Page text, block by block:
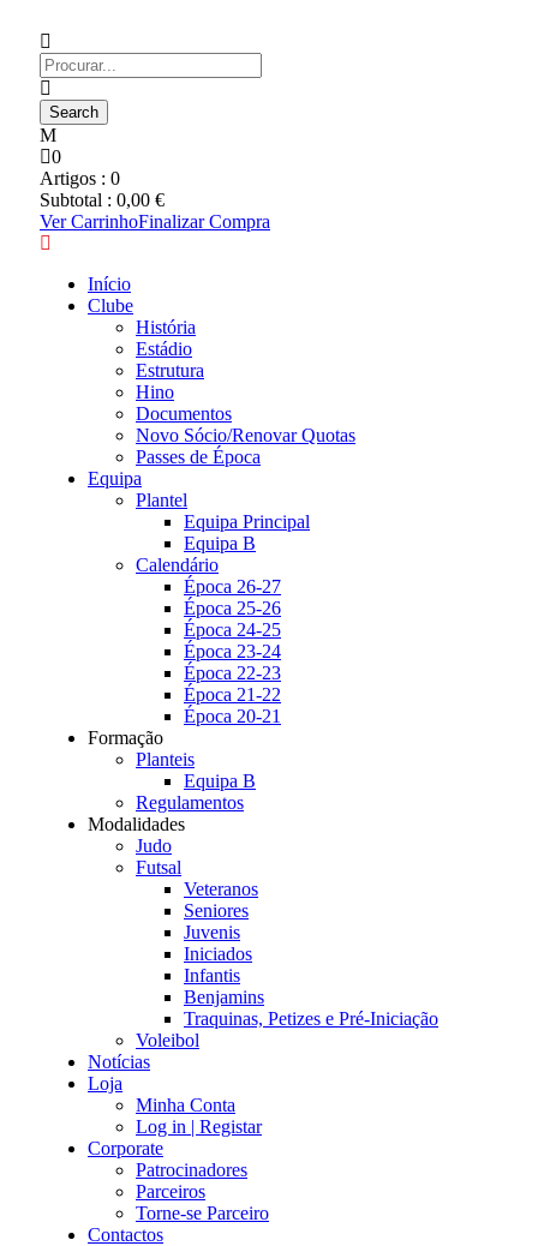
0
Artigos : 0
Subtotal : 0,00 €
Ver CarrinhoFinalizar Compra
Início
Clube
História
Estádio
Estrutura
Hino
Documentos
Novo Sócio/Renovar Quotas
Passes de Época
Equipa
Plantel
Equipa Principal
Equipa B
Calendário
Época 26-27
Época 25-26
Época 24-25
Época 23-24
Época 22-23
Época 21-22
Época 20-21
Formação
Planteis
Equipa B
Regulamentos
Modalidades
Judo
Futsal
Veteranos
Seniores
Juvenis
Iniciados
Infantis
Benjamins
Traquinas, Petizes e Pré-Iniciação
Voleibol
Notícias
Loja
Minha Conta
Log in | Registar
Corporate
Patrocinadores
Parceiros
Torne-se Parceiro
Contactos